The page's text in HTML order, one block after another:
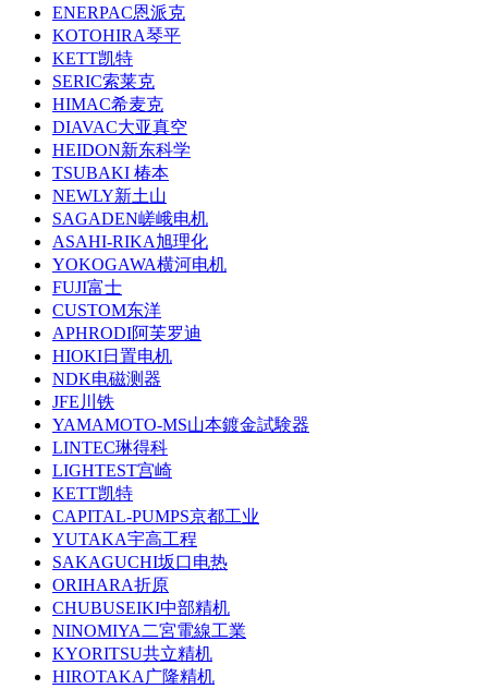
ENERPAC恩派克
KOTOHIRA琴平
KETT凯特
SERIC索莱克
HIMAC希麦克
DIAVAC大亚真空
HEIDON新东科学
TSUBAKI 椿本
NEWLY新土山
SAGADEN嵯峨电机
ASAHI-RIKA旭理化
YOKOGAWA横河电机
FUJI富士
CUSTOM东洋
APHRODI阿芙罗迪
HIOKI日置电机
NDK电磁测器
JFE川铁
YAMAMOTO-MS山本鍍金試験器
LINTEC琳得科
LIGHTEST宫崎
KETT凯特
CAPITAL-PUMPS京都工业
YUTAKA宇高工程
SAKAGUCHI坂口电热
ORIHARA折原
CHUBUSEIKI中部精机
NINOMIYA二宮電線工業
KYORITSU共立精机
HIROTAKA广隆精机